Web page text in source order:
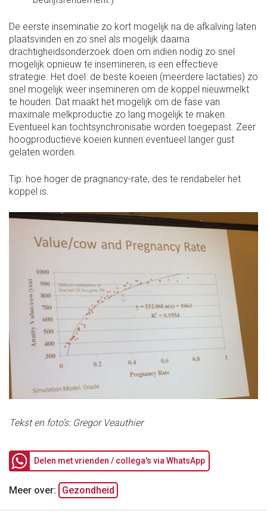
De eerste inseminatie zo kort mogelijk na de afkalving laten
plaatsvinden en zo snel als mogelijk daarna
drachtigheidsonderzoek doen om indien nodig zo snel
mogelijk opnieuw te insemineren, is een effectieve
strategie. Het doel: de beste koeien (meerdere lactaties) zo
snel mogelijk weer insemineren om de koppel nieuwmelkt
te houden. Dat maakt het mogelijk om de fase van
maximale melkproductie zo lang mogelijk te maken.
Eventueel kan tochtsynchronisatie worden toegepast. Zeer
hoogproductieve koeien kunnen eventueel langer gust
gelaten worden.
Tip: hoe hoger de pragnancy-rate, des te rendabeler het
koppel is.
Tekst en foto’s: Gregor Veauthier
Delen met vrienden / collega's via WhatsApp
Meer over: Gezondheid